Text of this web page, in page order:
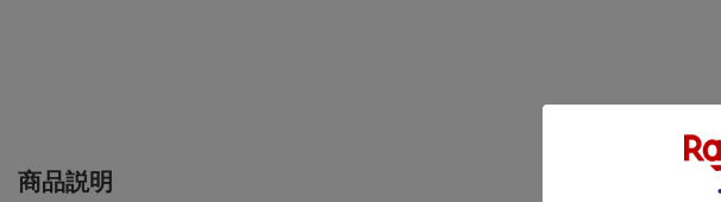
商品説明